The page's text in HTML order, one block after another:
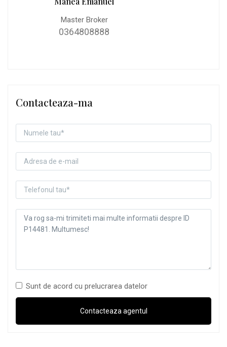
Master Broker
0364808888
Contacteaza-ma
Sunt de acord cu prelucrarea datelor